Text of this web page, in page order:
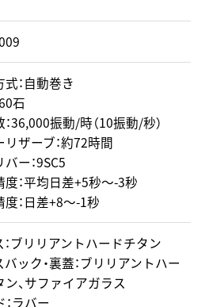
：自動巻き
石
36,000振動/時（10振動/秒）
リザーブ：約72時間
ー：9SC5
度：平均日差+5秒～-3秒
：日差+8～-1秒
：ブリリアントハードチタン
ック・裏蓋：ブリリアントハー
ン、サファイアガラス
ラバー